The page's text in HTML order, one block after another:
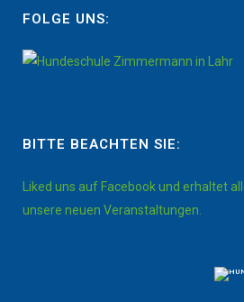
FOLGE UNS:
BITTE BEACHTEN SIE:
Liked uns auf Facebook und erhaltet
unsere neuen Veranstaltungen.